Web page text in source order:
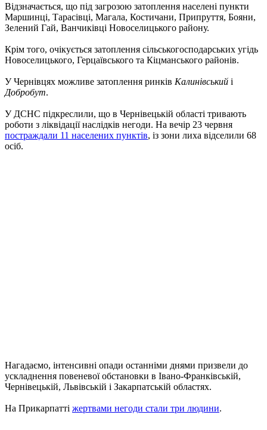
Відзначається, що під загрозою затоплення населені пункти
Маршинці, Тарасівці, Магала, Костичани, Припруття, Бояни,
Зелений Гай, Ванчиківці Новоселицького району.
Крім того, очікується затоплення сільськогосподарських угідь
Новоселицького, Герцаївського та Кіцманського районів.
У Чернівцях можливе затоплення ринків Калинівський і
Добробут.
У ДСНС підкреслили, що в Чернівецькій області тривають
роботи з ліквідації наслідків негоди. На вечір 23 червня
постраждали 11 населених пунктів, із зони лиха відселили 68
осіб.
Нагадаємо, інтенсивні опади останніми днями призвели до
ускладнення повеневої обстановки в Івано-Франківській,
Чернівецькій, Львівській і Закарпатській областях.
На Прикарпатті жертвами негоди стали три людини.